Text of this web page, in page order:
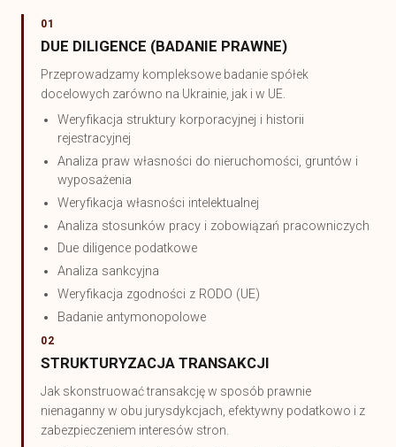
01
DUE DILIGENCE (BADANIE PRAWNE)
Przeprowadzamy kompleksowe badanie spółek
docelowych zarówno na Ukrainie, jak i w UE.
Weryfikacja struktury korporacyjnej i historii
rejestracyjnej
Analiza praw własności do nieruchomości, gruntów i
wyposażenia
Weryfikacja własności intelektualnej
Analiza stosunków pracy i zobowiązań pracowniczych
Due diligence podatkowe
Analiza sankcyjna
Weryfikacja zgodności z RODO (UE)
Badanie antymonopolowe
02
STRUKTURYZACJA TRANSAKCJI
Jak skonstruować transakcję w sposób prawnie
nienaganny w obu jurysdykcjach, efektywny podatkowo i z
zabezpieczeniem interesów stron.